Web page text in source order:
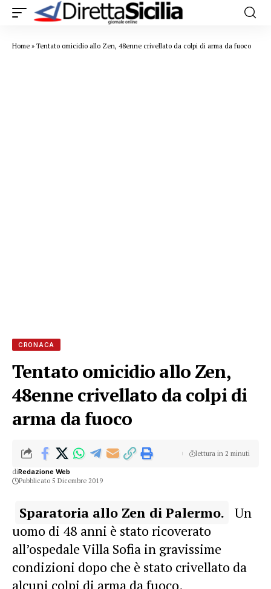
Home » Tentato omicidio allo Zen, 48enne crivellato da colpi di arma da fuoco
CRONACA
Tentato omicidio allo Zen,
48enne crivellato da colpi di
arma da fuoco
diRedazione Web
Pubblicato 5 Dicembre 2019
lettura in 2 minuti
Sparatoria allo Zen di Palermo.
Un
uomo di 48 anni è stato ricoverato
all’ospedale Villa Sofia in gravissime
condizioni dopo che è stato crivellato da
alcuni colpi di arma da fuoco.